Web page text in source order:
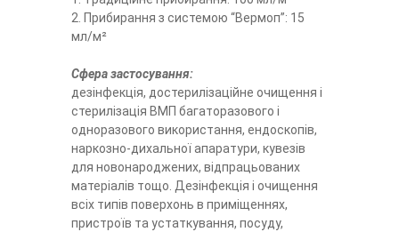
2. Прибирання з системою “Вермоп”: 15
мл/м²
Сфера застосування:
дезінфекція, достерилізаційне очищення і
стерилізація ВМП багаторазового і
одноразового використання, ендоскопів,
наркозно-дихальної апаратури, кувезів
для новонароджених, відпрацьованих
матеріалів тощо. Дезінфекція і очищення
всіх типів поверхонь в приміщеннях,
пристроїв та устаткування, посуду,